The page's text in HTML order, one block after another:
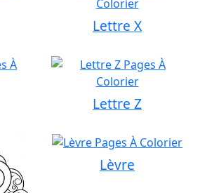
Lettre X
Lettre Z
Lèvre